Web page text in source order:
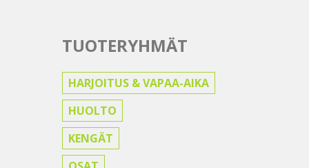
TUOTERYHMÄT
HARJOITUS & VAPAA-AIKA
HUOLTO
KENGÄT